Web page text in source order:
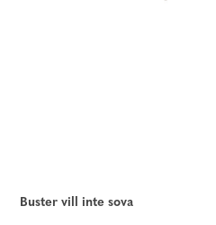
Buster vill inte sova